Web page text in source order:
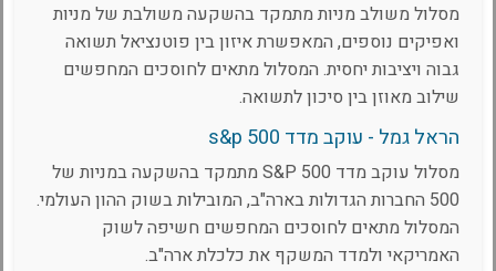
מסלול משולב מניות מתמקד בהשקעה משולבת של מניות
ואפיקים נוספים, המאפשרת איזון בין פוטנציאל תשואה
גבוה ויציבות יחסית. המסלול מתאים לחוסכים המחפשים
שילוב מאוזן בין סיכון לתשואה.
הראל גמל - עוקב מדד s&p 500
מסלול עוקב מדד S&P 500 מתמקד בהשקעה במניות של
500 החברות הגדולות בארה"ב, המובילות בשוק ההון העולמי.
המסלול מתאים לחוסכים המחפשים חשיפה לשוק
האמריקאי ולמדד המשקף את כלכלת ארה"ב.